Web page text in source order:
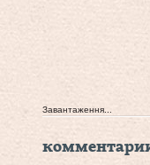
Завантаження...